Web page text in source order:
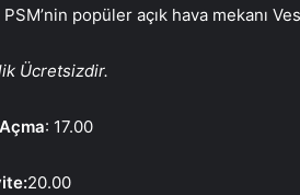
popüler açık hava mekanı
Ücretsizdir.
: 17.00
20.00